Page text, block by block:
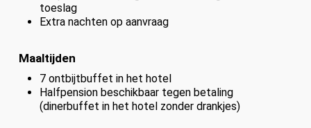
toeslag
Extra nachten op aanvraag
Maaltijden
7 ontbijtbuffet in het hotel
Halfpension beschikbaar tegen betaling
(dinerbuffet in het hotel zonder drankjes)